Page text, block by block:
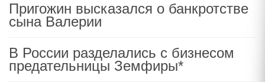
Пригожин высказался о банкротстве
сына Валерии
В России разделались с бизнесом
предательницы Земфиры*